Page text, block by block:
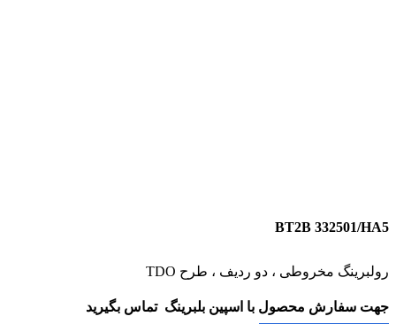
BT2B 332501/HA5
رولبرینگ مخروطی ، دو ردیف ، طرح TDO
جهت سفارش محصول با اسپین بلبرینگ تماس بگیرید